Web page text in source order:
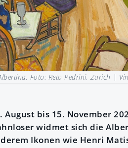
Foto: Reto Pedrini, Zürich |
August bis 15. November
widmet sich die
Ikonen wie Henri